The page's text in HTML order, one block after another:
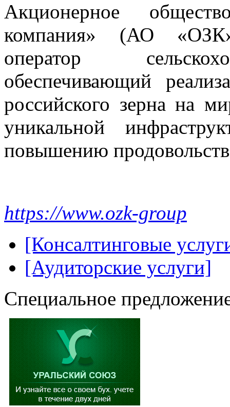
Акционерное
компания» (АО
оператор
обеспечивающий
российского зерна на
уникальной
повышению
https://www.ozk-group
[Консалтинговые
[Аудиторские услуги]
Специальное